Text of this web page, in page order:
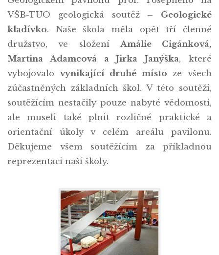
VŠB-TUO geologická soutěž – Geologické
kladívko. Naše škola měla opět tří členné
družstvo, ve složení Amálie Cigánková,
Martina Adamcová a Jirka Janýška, které
vybojovalo vynikající druhé místo ze všech
zúčastněných základních škol. V této soutěži,
soutěžícím nestačily pouze nabyté vědomosti,
ale museli také plnit rozličné praktické a
orientační úkoly v celém areálu pavilonu.
Děkujeme všem soutěžícím za příkladnou
reprezentaci naší školy.